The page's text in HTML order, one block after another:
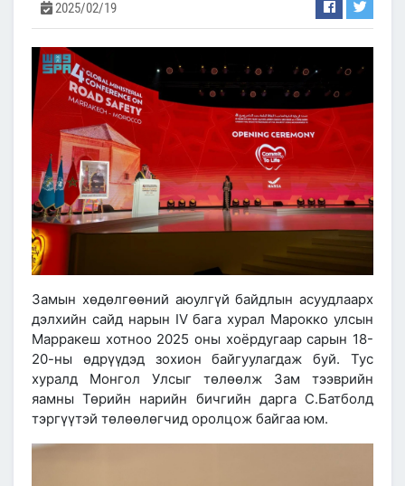
2025/02/19
Замын хөдөлгөөний аюулгүй байдлын асуудлаарх
дэлхийн сайд нарын IV бага хурал Марокко улсын
Марракеш хотноо 2025 оны хоёрдугаар сарын 18-
20-ны өдрүүдэд зохион байгуулагдаж буй. Тус
хуралд Монгол Улсыг төлөөлж Зам тээврийн
яамны Төрийн нарийн бичгийн дарга С.Батболд
тэргүүтэй төлөөлөгчид оролцож байгаа юм.